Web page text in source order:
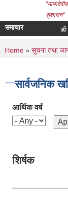
सुशासन"
समाचार
You are
Home » सूचना तथा
सार्वजनिक
आर्थिक वर्ष
शिर्षक